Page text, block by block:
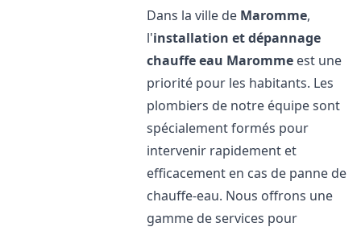
Dans la ville de Maromme,
l'installation et dépannage
chauffe eau Maromme est une
priorité pour les habitants. Les
plombiers de notre équipe sont
spécialement formés pour
intervenir rapidement et
efficacement en cas de panne de
chauffe-eau. Nous offrons une
gamme de services pour